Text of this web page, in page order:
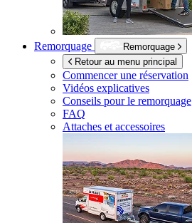
Remorquage
Remorquage
Retour au menu principal
Commencer une réservation
Vidéos explicatives
Conseils pour le remorquage
FAQ
Attaches et accessoires